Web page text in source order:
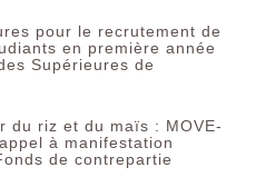
pour le recrutement de
en première année
Supérieures de
du riz et du maïs : MOVE-
à manifestation
de contrepartie